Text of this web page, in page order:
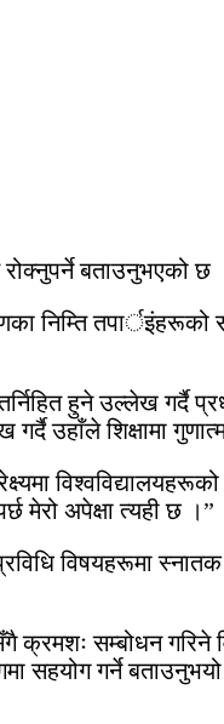
बताउनुभएको छ
निम्ति
हुने उल्लेख गर्दै
उहाँले शिक्षामा
मेरो अपेक्षा त्यही छ ।”
विषयहरूमा
सम्बोधन गरिने
सहयोग गर्ने